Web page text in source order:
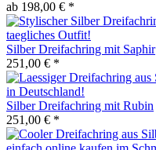
ab 198,00 € *
Silber Dreifachring mit Saphir
251,00 € *
Silber Dreifachring mit Rubin
251,00 € *